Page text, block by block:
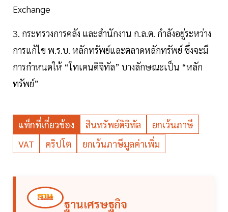
Exchange
3. กระทรวงการคลัง และสำนักงาน ก.ล.ต. กำลังอยู่ระหว่าง
การแก้ไข พ.ร.บ. หลักทรัพย์และตลาดหลักทรัพย์ ซึ่งจะมี
การกำหนดให้ “โทเคนดิจิทัล” บางลักษณะเป็น “หลัก
ทรัพย์”
แท็กที่เกี่ยวข้อง สินทรัพย์ดิจิทัล
ยกเว้นภาษี
VAT
คริปโต ยกเว้นภาษีมูลค่าเพิ่ม
ฐานเศรษฐกิจ